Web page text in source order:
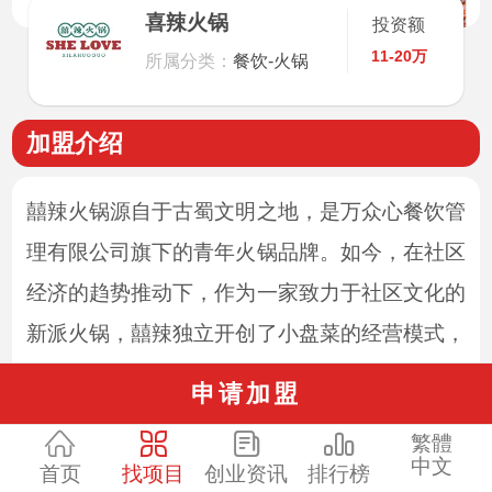
喜辣火锅
所属分类： 餐饮-火锅
投资额
11-20万
加盟介绍
囍辣火锅源自于古蜀文明之地，是万众心餐饮管
理有限公司旗下的青年火锅品牌。如今，在社区
经济的趋势推动下，作为一家致力于社区文化的
新派火锅，囍辣独立开创了小盘菜的经营模式，
在视觉上采取了更加前卫的表现形式，旨在满足
申请加盟
首页 找项目 创业资讯 排行榜
繁體
中文